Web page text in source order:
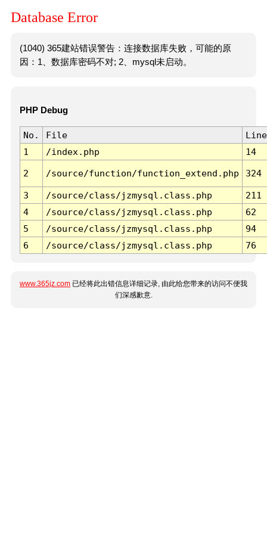
Database Error
(1040) 365建站错误警告：连接数据库失败，可能的原
因：1、数据库密码不对; 2、mysql未启动。
PHP Debug
No. File
Line
1
/index.php 14
2 /source/function/function_extend.php 324
3 /source/class/jzmysql.class.php
211
4
/source/class/jzmysql.class.php
62
5
/source/class/jzmysql.class.php
94
6
/source/class/jzmysql.class.php 76
www.365jz.com 已经将此出错信息详细记录, 由此给您带来的访问不便我
们深感歉意.